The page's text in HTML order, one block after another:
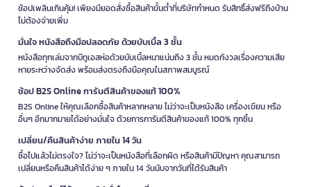
ช้อปเพลินเกินคุ้ม! เพียงมียอดสั่งซื้อสินค้าขั้นต่ำที่บริษัทกำหนด รับสิทธิ์ส่งฟรีถึงบ้าน
ไม่ต้องจ่ายเพิ่ม
มั่นใจ หนังสือถึงมือปลอดภัย ด้วยบับเบิ้ล 3 ชั้น
หนังสือทุกเล่มจากบีทูเอสห่อด้วยบับเบิ้ลหนาแน่นถึง 3 ชั้น หมดกังวลเรื่องความเสีย
หายระหว่างจัดส่ง พร้อมส่งตรงถึงมือคุณในสภาพสมบูรณ์
ช้อป B2S Online การันตีสินค้าของแท้ 100%
B2S Online ให้คุณเลือกซื้อสินค้าหลากหลาย ไม่ว่าจะเป็นหนังสือ เครื่องเขียน หรือ
อื่นๆ อีกมากมายได้อย่างมั่นใจ ด้วยการการันตีสินค้าของแท้ 100% ทุกชิ้น
เปลี่ยน/คืนสินค้าง่าย ภายใน 14 วัน
ซื้อไปแล้วไม่ตรงใจ? ไม่ว่าจะเป็นหนังสือที่เลือกผิด หรือสินค้ามีปัญหา คุณสามารถ
เปลี่ยนหรือคืนสินค้าได้ง่าย ๆ ภายใน 14 วันนับจากวันที่ได้รับสินค้า